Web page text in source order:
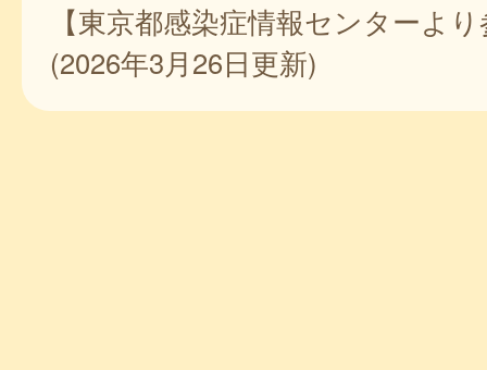
【東京都感染症情報センターよ
(2026年3月26日更新)